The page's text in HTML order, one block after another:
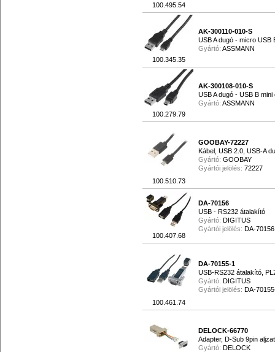
100.495.54
100.345.35
AK-300110-010-S
USB A dugó - micro USB
Gyártó: ASSMANN
100.279.79
AK-300108-010-S
USB A dugó - USB B mini
Gyártó: ASSMANN
100.510.73
GOOBAY-72227
Kábel, USB 2.0, USB-A
Gyártó: GOOBAY
Gyártói jelölés: 72227
100.407.68
DA-70156
USB - RS232 átalakító
Gyártó: DIGITUS
Gyártói jelölés: DA-70156
100.461.74
DA-70155-1
USB-RS232 átalakító,
Gyártó: DIGITUS
Gyártói jelölés: DA-
DELOCK-66770
Adapter, D-Sub 9pin
Gyártó: DELOCK